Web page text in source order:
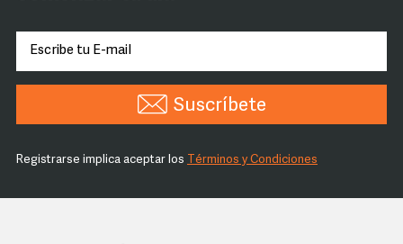
Suscríbete
Registrarse implica aceptar los Términos y Condiciones